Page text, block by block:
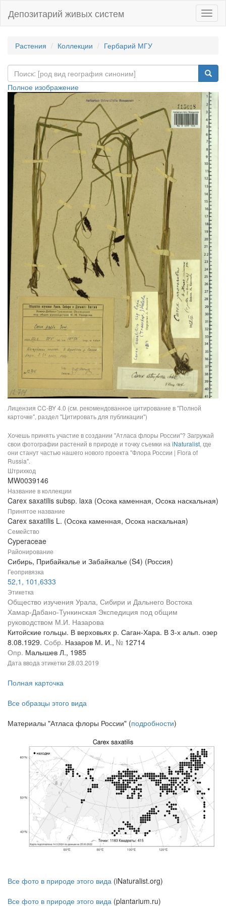
Депозитарий живых систем
Растения Коллекции Гербарий МГУ
Полное изображение
Лицензия CC-BY 4.0 (см. рекомендованное цитирование в "Полной
карточке", раздел "Цитировать для публикации")
Хочешь принять участие в создании "Атласа флоры России"? Загружай
свои фотографии растений в природе и точку съемки на iNaturalist, где
они станут частью нашего нового проекта "Флора России | Flora of
Russia".
Штрихкод
MW0039146
Название в коллекции
Carex saxatilis subsp. laxa (Осока каменная, Осока наскальная)
Принятое название
Carex saxatilis L. (Осока каменная, Осока наскальная)
Семейство
Cyperaceae
Районирование
Сибирь, Прибайкалье и Забайкалье (S4) (Россия)
Геопривязка
52,1, 101,6333
Этикетка
Общество изучения Урала, Сибири и Дальнего Востока
Хамар-Дабано-Тункинская Экспедиция под общим
руководством М.И. Назарова
Китойские гольцы. В верховьях р. Саган-Хара. В 3-х альп. озер
8.08.1929. Собр. Назаров М. И., № 12714
Опр. Малышев Л., 1985
Дата ввода этикетки 28.03.2019
Полная карточка
Все образцы этого вида
Материалы "Атласа флоры России" (подробности)
Все фото в природе этого вида (iNaturalist.org)
Все фото в природе этого вида (plantarium.ru)